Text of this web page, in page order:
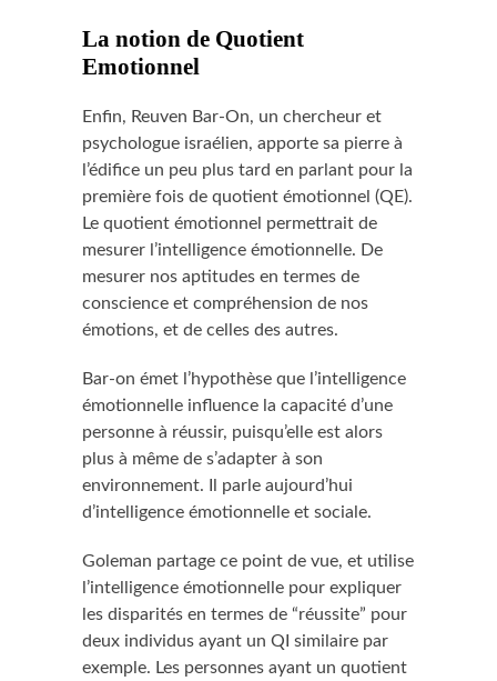
La notion de Quotient
Emotionnel
Enfin, Reuven Bar-On, un chercheur et
psychologue israélien, apporte sa pierre à
l’édifice un peu plus tard en parlant pour la
première fois de quotient émotionnel (QE).
Le quotient émotionnel permettrait de
mesurer l’intelligence émotionnelle. De
mesurer nos aptitudes en termes de
conscience et compréhension de nos
émotions, et de celles des autres.
Bar-on émet l’hypothèse que l’intelligence
émotionnelle influence la capacité d’une
personne à réussir, puisqu’elle est alors
plus à même de s’adapter à son
environnement. Il parle aujourd’hui
d’intelligence émotionnelle et sociale.
Goleman partage ce point de vue, et utilise
l’intelligence émotionnelle pour expliquer
les disparités en termes de “réussite” pour
deux individus ayant un QI similaire par
exemple. Les personnes ayant un quotient